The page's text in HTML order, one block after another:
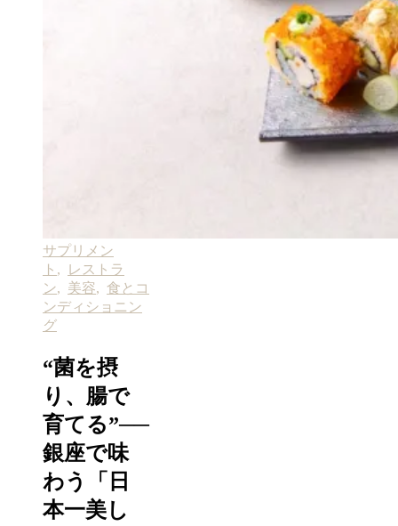
サプリメン
ト ,
レストラ
ン, 美容, 食とコ
ンディショニン
グ
“菌を摂
り、腸で
育てる”──
銀座で味
わう「日
本一美し